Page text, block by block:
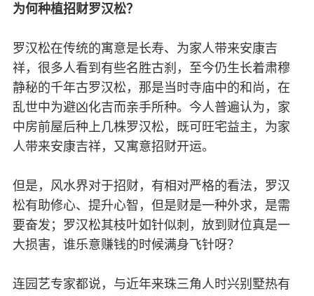
为何种植招财罗汉松？
罗汉松在传统的寓意是长寿、为家人带来安康吉
祥，很多人看到有些名胜古刹，至今仍生长着肃穆
静秘的千年古罗汉松，那是当时寺庙中的和尚，在
乱世中为避凶化吉而亲手所种。今人普遍认为，家
中房前屋后种上几株罗汉松，既可旺宅益主，为家
人带来安康吉祥，又寓意招财开运。
但是，风水界对于招财，有相对严格的看法，罗汉
松有助修心、提升心智，但是财是一种外求，是需
要奋发；罗汉松其枝叶如针似刺，放到财位真是一
大损害，谁乐意赚钱的时候满身飞针呀？
连园艺专家都说，与近年来珠三角人时兴别墅热有